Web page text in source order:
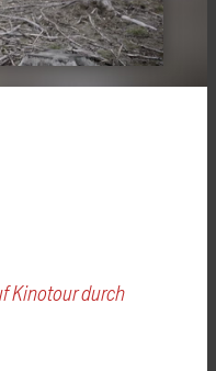
Kinotour durch